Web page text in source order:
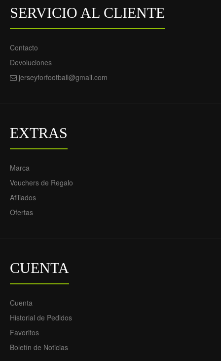
69.55€ 29.90€
SERVICIO AL CLIENTE
Contacto
Devoluciones
jerseyforfootball@gmail.com
EXTRAS
Marca
Vouchers de Regalo
Afiliados
Ofertas
CUENTA
Cuenta
Historial de Pedidos
Favoritos
Boletín de Noticias